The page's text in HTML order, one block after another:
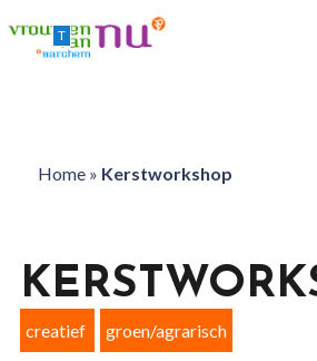
Home» Kerstworkshop
creatief groen/agrarisch
T